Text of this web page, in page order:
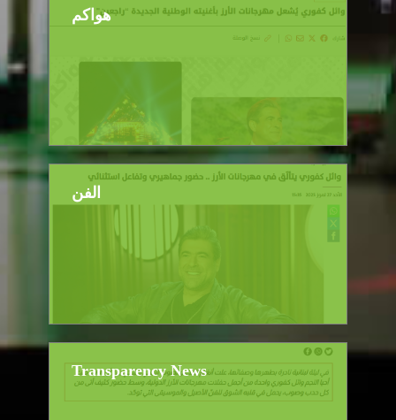
هواكم
الفن
Transparency News